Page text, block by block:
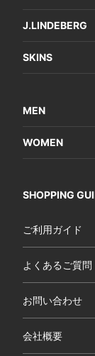
J.LINDEBERG
SKINS
MEN
WOMEN
SHOPPING
ご利用ガイド
よくあるご質問
お問い合わせ
会社概要